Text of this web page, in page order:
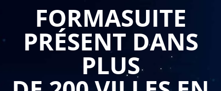
FORMASUITE
PRÉSENT DANS
PLUS